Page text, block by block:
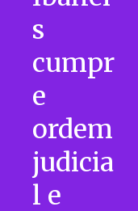
s
cumpr
e
ordem
judicia
l e